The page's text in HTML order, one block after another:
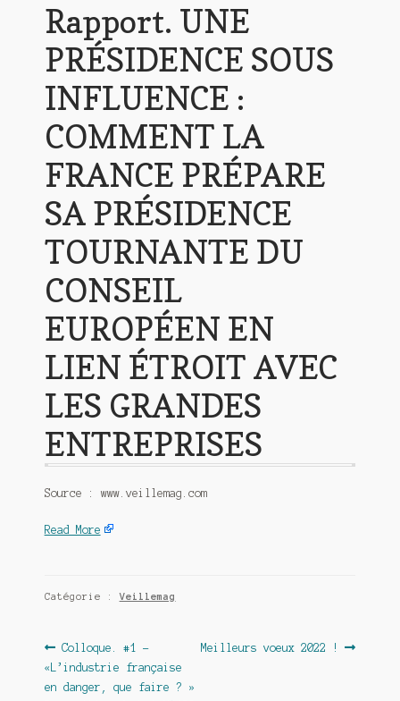
Rapport. UNE
PRÉSIDENCE SOUS
INFLUENCE :
COMMENT LA
FRANCE PRÉPARE
SA PRÉSIDENCE
TOURNANTE DU
CONSEIL
EUROPÉEN EN
LIEN ÉTROIT AVEC
LES GRANDES
ENTREPRISES
Source : www.veillemag.com
Read More
Catégorie :Veillemag
Navigation
de
Article
précédent :
Colloque. #1 –
«L’industrie française
en danger, que faire ? »
Article
Meilleurs voeux 2022 !